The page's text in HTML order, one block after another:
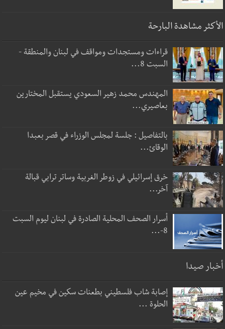
الأكثر مشاهدة البارحة
قراءات ومستجدات ومواقف في لبنان والمنطقة -
السبت 8...
المهندس محمد زهير السعودي يستقبل المختارين
بعاصيري...
بالتفاصيل : جلسة لمجلس الوزراء في قصر بعبدا
الوقائ...
خرق إسرائيلي في زوطر الغربية وساتر ترابي قبالة
آخر...
أسرار الصحف المحلية الصادرة في لبنان ليوم السبت
8-...
أخبار صيدا
إصابة شاب فلسطيني بطعنات سكين في مخيم عين
الحلوة ...